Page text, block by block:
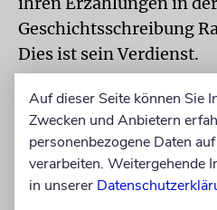
Geschichtsschreibung
Dies ist sein Verdienst.
BIBLIOTHEKAber
in Bergen-Belsen
ich zitiere: »Die Musik
uns daran, dass Leben
Not und Sterben sein
Auf dieser Seite können Sie
Zwecken und Anbietern
personenbezogene Daten
verarbeiten. Weitergehende
in unserer